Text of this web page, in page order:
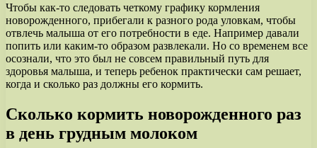
Чтобы как-то следовать четкому графику кормления
новорожденного, прибегали к разного рода уловкам, чтобы
отвлечь малыша от его потребности в еде. Например давали
попить или каким-то образом развлекали. Но со временем все
осознали, что это был не совсем правильный путь для
здоровья малыша, и теперь ребенок практически сам решает,
когда и сколько раз должны его кормить.
Сколько кормить новорожденного раз
в день грудным молоком